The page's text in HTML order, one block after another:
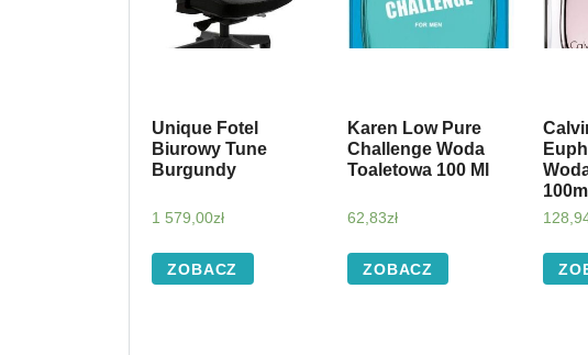
Unique Fotel
Biurowy Tune
Burgundy
1 579,00zł
ZOBACZ
Karen Low Pure
Challenge Woda
Toaletowa 100 Ml
62,83zł
ZOBACZ
100ml